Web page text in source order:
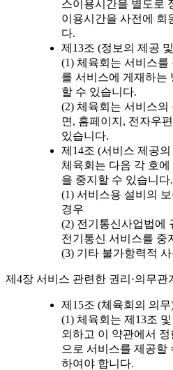
스이용시간을 별도로
이용시간을 사전에 회
다.
제13조 (정보의 제공
(1) 체육회는 서비스를
를 서비스에 게재하는
할 수 있습니다.
(2) 체육회는 서비스
면, 홈페이지, 전자우
있습니다.
제14조 (서비스 제공
체육회는 다음 각 호
을 중지할 수 있습니다.
(1) 서비스용 설비의
경우
(2) 전기통신사업법에
전기통신 서비스를 중
(3) 기타 불가항력적
제4장 서비스 관련한 권리·의무관
제15조 (체육회의 의무
(1) 체육회는 제13조
외하고 이 약관에서
으로 서비스를 제공할
하여야 합니다.